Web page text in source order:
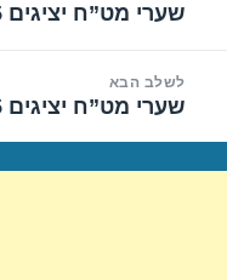
הפוסט
שערי מט”ח יציגים 17/12/2015
לשלב הבא
הפוסט
שערי מט”ח יציגים 21/12/2015